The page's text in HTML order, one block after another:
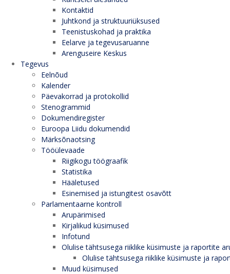
Kontaktid
Juhtkond ja struktuuriüksused
Teenistuskohad ja praktika
Eelarve ja tegevusaruanne
Arenguseire Keskus
Tegevus
Eelnõud
Kalender
Päevakorrad ja protokollid
Stenogrammid
Dokumendiregister
Euroopa Liidu dokumendid
Märksõnaotsing
Tööülevaade
Riigikogu töögraafik
Statistika
Hääletused
Esinemised ja istungitest osavõtt
Parlamentaarne kontroll
Arupärimised
Kirjalikud küsimused
Infotund
Olulise tähtsusega riiklike küsimuste ja raportite
Olulise tähtsusega riiklike küsimuste ja
Muud küsimused